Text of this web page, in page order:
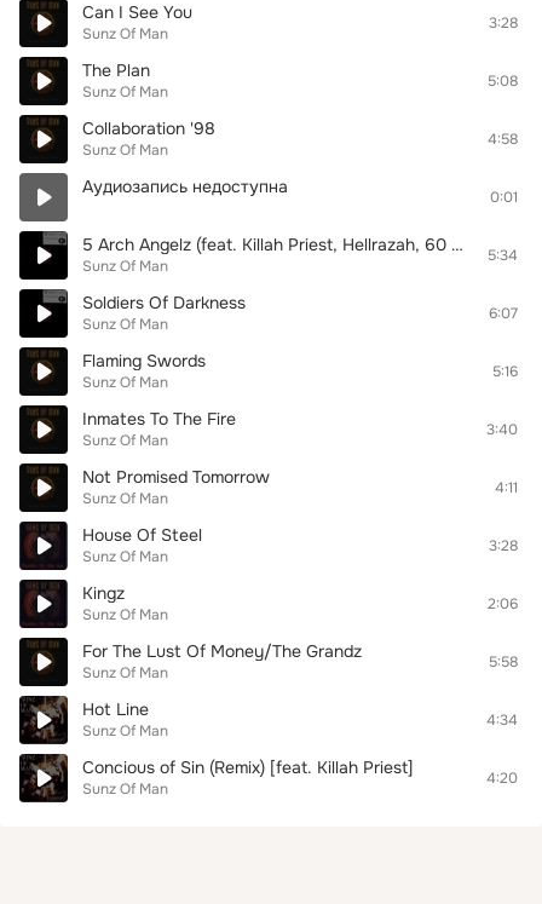
Can I See You
Sunz Of Man
3:28
The Plan
Sunz Of Man
5:08
Collaboration '98
Sunz Of Man
4:58
Аудиозапись недоступна 0:01
5 Arch Angelz (feat. Killah Priest, Hellrazah, 60 Sec Assassin & Prodigal Sunn)
Sunz Of Man
5:34
Soldiers Of Darkness
Sunz Of Man
6:07
Flaming Swords
Sunz Of Man
5:16
Inmates To The Fire
Sunz Of Man
3:40
Not Promised Tomorrow
Sunz Of Man
4:11
House Of Steel
Sunz Of Man
3:28
Kingz
Sunz Of Man
2:06
For The Lust Of Money/The Grandz
Sunz Of Man
5:58
Hot Line
Sunz Of Man
4:34
Concious of Sin (Remix) [feat. Killah Priest]
Sunz Of Man
4:20